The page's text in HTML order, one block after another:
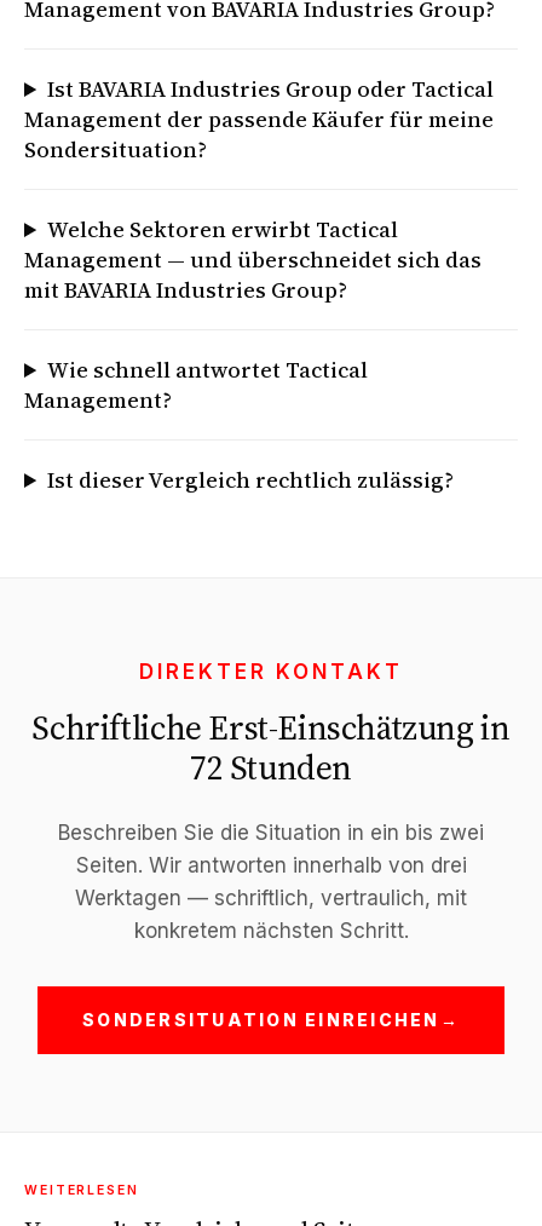
Management von BAVARIA Industries Group?
Ist BAVARIA Industries Group oder Tactical
Management der passende Käufer für meine
Sondersituation?
Welche Sektoren erwirbt Tactical
Management — und überschneidet sich das
mit BAVARIA Industries Group?
Wie schnell antwortet Tactical
Management?
Ist dieser Vergleich rechtlich zulässig?
DIREKTER KONTAKT
Schriftliche Erst-Einschätzung in
72 Stunden
Beschreiben Sie die Situation in ein bis zwei
Seiten. Wir antworten innerhalb von drei
Werktagen — schriftlich, vertraulich, mit
konkretem nächsten Schritt.
SONDERSITUATION EINREICHEN →
WEITERLESEN